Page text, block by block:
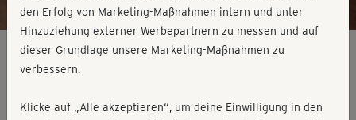
Topfit mit Baby - Power, Latin & Full
den Erfolg von Marketing-Maßnahmen intern und unter
Hinzuziehung externer Werbepartnern zu messen und auf
dieser Grundlage unsere Marketing-Maßnahmen zu
verbessern.
Klicke auf „Alle akzeptieren“, um deine Einwilligung in den